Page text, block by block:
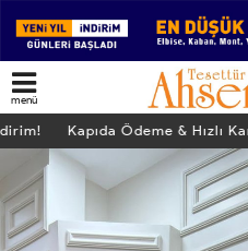
menü
Kapıda Ödeme & Hızlı